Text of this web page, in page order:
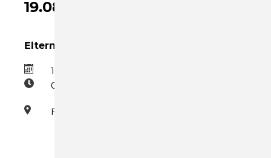
19.08.2026
Eltern-Kind-Gruppe Mittwoch
19.08.2026
09:00–10:30
Familienzentrum